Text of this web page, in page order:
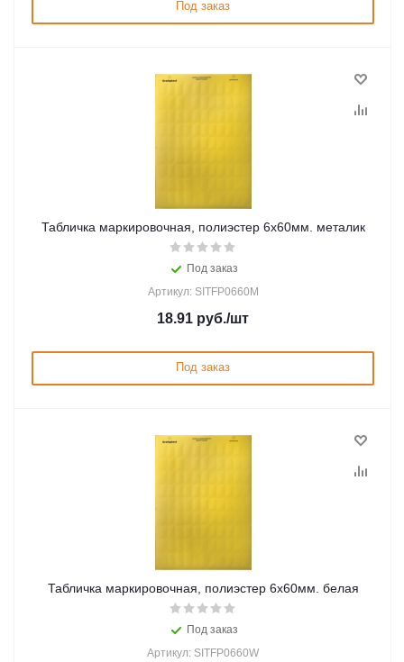
Под заказ
Табличка маркировочная, полиэстер 6х60мм. металик
Под заказ
Артикул: SITFP0660M
18.91 руб./шт
Под заказ
Табличка маркировочная, полиэстер 6х60мм. белая
Под заказ
Артикул: SITFP0660W